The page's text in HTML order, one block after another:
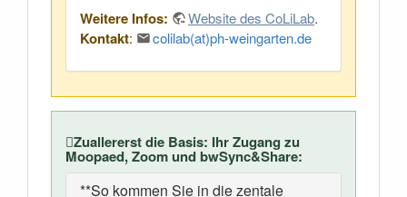
Weitere Infos: Website des CoLiLab.
Kontakt: colilab(at)ph-weingarten.de
Zuallererst die Basis: Ihr Zugang zu
Moopaed, Zoom und bwSync&Share:
**So kommen Sie in die zentale